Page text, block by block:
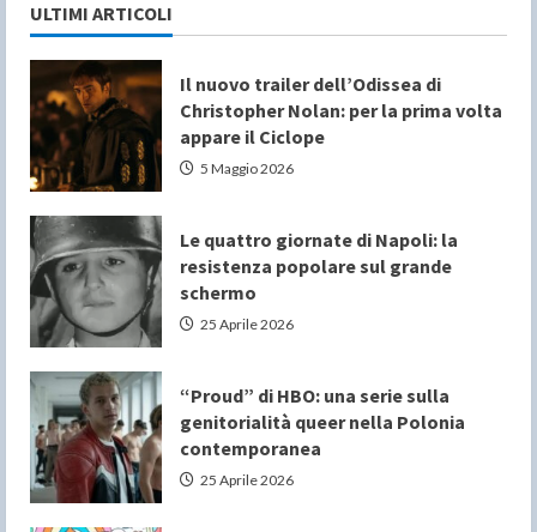
ULTIMI ARTICOLI
Il nuovo trailer dell’Odissea di
Christopher Nolan: per la prima volta
appare il Ciclope
5 Maggio 2026
Le quattro giornate di Napoli: la
resistenza popolare sul grande
schermo
25 Aprile 2026
“Proud” di HBO: una serie sulla
genitorialità queer nella Polonia
contemporanea
25 Aprile 2026